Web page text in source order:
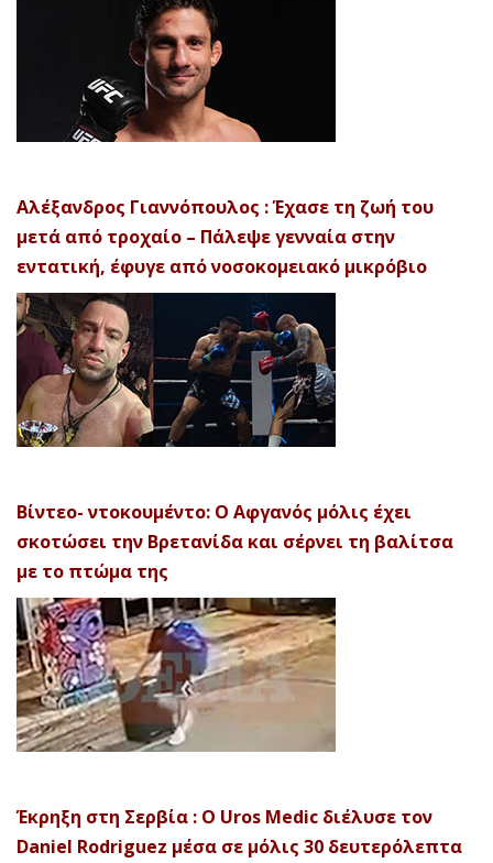
Αλέξανδρος Γιαννόπουλος : Έχασε τη ζωή του
μετά από τροχαίο – Πάλεψε γενναία στην
εντατική, έφυγε από νοσοκομειακό μικρόβιο
Βίντεο- ντοκουμέντο: Ο Αφγανός μόλις έχει
σκοτώσει την Βρετανίδα και σέρνει τη βαλίτσα
με το πτώμα της
Έκρηξη στη Σερβία : Ο Uros Medic διέλυσε τον
Daniel Rodriguez μέσα σε μόλις 30 δευτερόλεπτα